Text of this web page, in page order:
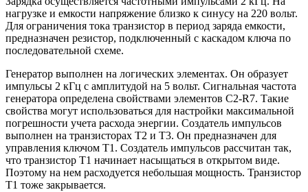
нагрузке и емкости напряжение близко к синусу на 220 вольт.
Для ограничения тока транзистор в период заряда емкости,
предназначен резистор, подключенный с каскадом ключа по
последовательной схеме.
Генератор выполнен на логических элементах. Он образует
импульсы 2 кГц с амплитудой на 5 вольт. Сигнальная частота
генератора определена свойствами элементов С2-R7. Такие
свойства могут использоваться для настройки максимальной
погрешности учета расхода энергии. Создатель импульсов
выполнен на транзисторах Т2 и Т3. Он предназначен для
управления ключом Т1. Создатель импульсов рассчитан так,
что транзистор Т1 начинает насыщаться в открытом виде.
Поэтому на нем расходуется небольшая мощность. Транзистор
Т1 тоже закрывается.